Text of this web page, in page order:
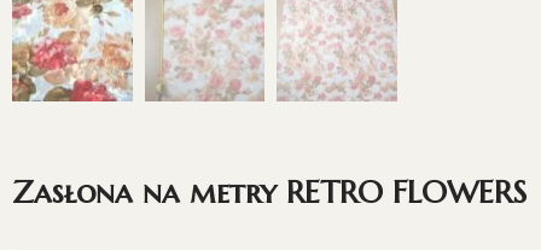
Zasłona na metry RETRO FLOWERS